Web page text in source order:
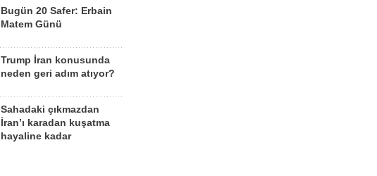
Bugün 20 Safer: Erbain
Matem Günü
Trump İran konusunda
neden geri adım atıyor?
Sahadaki çıkmazdan
İran’ı karadan kuşatma
hayaline kadar